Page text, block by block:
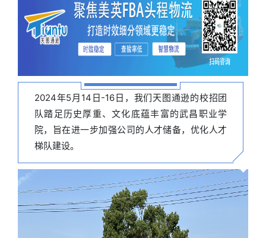
2024年5月14日-16日，我们天图通逊的校招团
队踏足历史厚重、文化底蕴丰富的武昌职业学
院，旨在进一步加强公司的人才储备，优化人才
梯队建设。